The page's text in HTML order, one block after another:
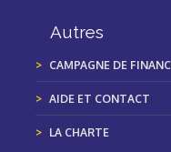
Autres
CAMPAGNE DE
AIDE ET CONTACT
LA CHARTE